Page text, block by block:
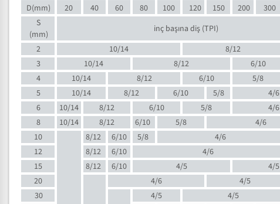
D(mm) 20 40 60 80 100 120 150 200 300
S
(mm)
inç başına diş (TPI)
2
10/14 8/12
3
10/14 8/12 6/10
4
10/14 8/12 6/10 5/8
5
10/14 8/12 6/10 5/8
4/6
6
10/14 8/12 6/10 5/8
4/6
8
10/14 8/12 6/10 5/8
4/6
10
8/12 6/10 5/8 4/6
12
8/12 6/10 4/6
15
8/12 6/10 4/5
4/5
20
4/6 4/5
30
4/5 4/5